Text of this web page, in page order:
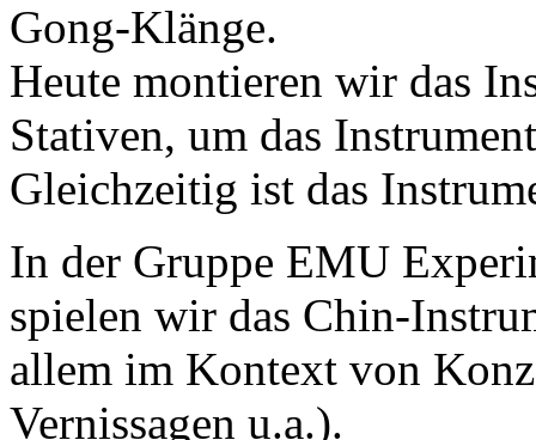
Gong-Klänge.
Heute montieren wir das
Stativen, um das
Gleichzeitig ist das
In der Gruppe EMU
spielen wir das Chin-
allem im Kontext von
Vernissagen u.a.).